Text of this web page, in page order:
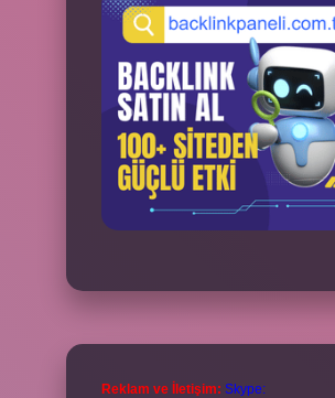
Reklam ve İletişim: Skype: